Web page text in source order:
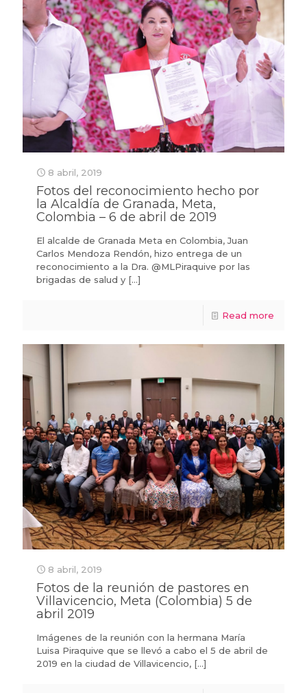
8 abril, 2019
Fotos del reconocimiento hecho por
la Alcaldía de Granada, Meta,
Colombia – 6 de abril de 2019
El alcalde de Granada Meta en Colombia, Juan
Carlos Mendoza Rendón, hizo entrega de un
reconocimiento a la Dra. @MLPiraquive por las
brigadas de salud y […]
Read more
8 abril, 2019
Fotos de la reunión de pastores en
Villavicencio, Meta (Colombia) 5 de
abril 2019
Imágenes de la reunión con la hermana María
Luisa Piraquive que se llevó a cabo el 5 de abril de
2019 en la ciudad de Villavicencio, […]